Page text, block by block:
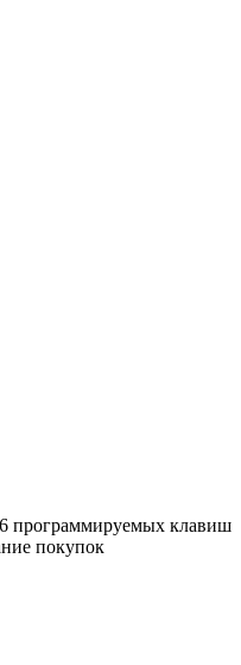
программируемых клавиш
покупок